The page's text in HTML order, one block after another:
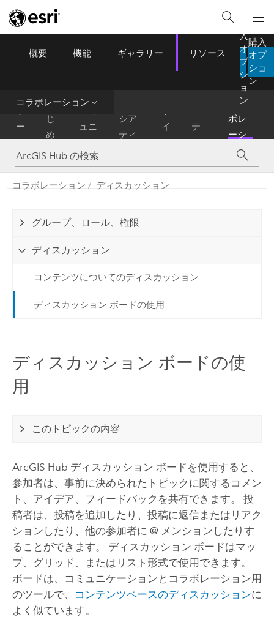
ArcGIS Hub
概要 機能 ギャラリー リソース
入
オ
プ
シ
ョ
ン
購入
オプ
ショ
ン
コラボレーション
ー
ム
は
じ
め
に
ュニ
ティ
シア
ティ
イ
ト
テ
ン
コラ
ボレ
ーシ
ョン
コラボレーション ディスカッション
グループ、ロール、権限
ディスカッション
コンテンツについてのディスカッション
ディスカッション ボードの使用
ディスカッション ボードの使
用
このトピックの内容
ArcGIS Hub ディスカッション ボードを使用すると、
参加者は、事前に決められたトピックに関するコメン
ト、アイデア、フィードバックを共有できます。 投
稿者は、投稿を追加したり、投稿に返信またはリアク
ションしたり、他の参加者に @ メンションしたりす
ることができます。 ディスカッション ボードはマッ
プ、グリッド、またはリスト形式で使用できます。
ボードは、コミュニケーションとコラボレーション用
のツールで、
コンテンツベースのディスカッションに
よく似ています。